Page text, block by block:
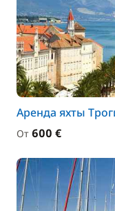
Аренда яхты
От 600 €